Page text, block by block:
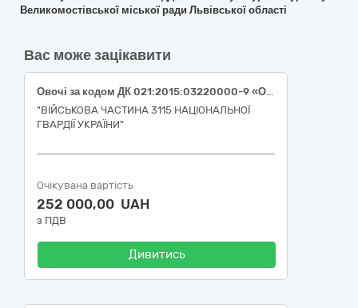
Великомостівської міської ради Львівської області
Вас може зацікавити
Овочі за кодом ДК 021:2015:03220000-9 «Овочі, фрукти та горіхи» огірок свіжий (ДК 021:2015:03221270-9 «Огірки»), помідор свіжий (ДК 021:2015:03221240-0 «Помідори»), перець солодкий (ДК 021:2015:03221230-7 «Перець овочевий»)
"ВІЙСЬКОВА ЧАСТИНА 3115 НАЦІОНАЛЬНОЇ
ГВАРДІЇ УКРАЇНИ"
Очікувана вартість
252 000,00 UAH
з ПДВ
Дивитись